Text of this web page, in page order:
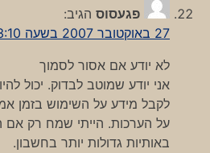
פגעסוס הגיב:
27 באוקטובר 2007 בשעה 23:10
לא יודע אם אסור לסמוך
אני יודע שמוטב לבדוק. יכול
לקבל מידע על השימוש בזמן
על הערכות. הייתי שמח רק אם
באותיות גדולות יותר בחשבון.